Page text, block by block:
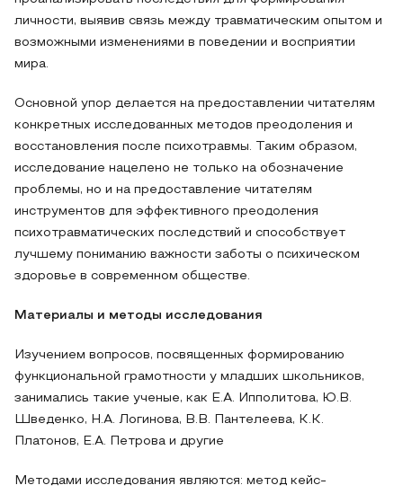
личности, выявив связь между травматическим опытом и
возможными изменениями в поведении и восприятии
мира.
Основной упор делается на предоставлении читателям
конкретных исследованных методов преодоления и
восстановления после психотравмы. Таким образом,
исследование нацелено не только на обозначение
проблемы, но и на предоставление читателям
инструментов для эффективного преодоления
психотравматических последствий и способствует
лучшему пониманию важности заботы о психическом
здоровье в современном обществе.
Материалы и методы исследования
Изучением вопросов, посвященных формированию
функциональной грамотности у младших школьников,
занимались такие ученые, как Е.А. Ипполитова, Ю.В.
Шведенко, Н.А. Логинова, В.В. Пантелеева, К.К.
Платонов, Е.А. Петрова и другие
Методами исследования являются: метод кейс-